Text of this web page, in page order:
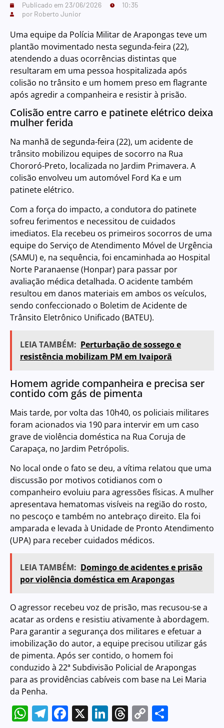
Publicado em 23/06/2026
10:35
por Roberto Junior
Uma equipe da Polícia Militar de Arapongas teve um
plantão movimentado nesta segunda-feira (22),
atendendo a duas ocorrências distintas que
resultaram em uma pessoa hospitalizada após
colisão no trânsito e um homem preso em flagrante
após agredir a companheira e resistir à prisão.
Colisão entre carro e patinete elétrico deixa
mulher ferida
Na manhã de segunda-feira (22), um acidente de
trânsito mobilizou equipes de socorro na Rua
Chororó-Preto, localizada no Jardim Primavera. A
colisão envolveu um automóvel Ford Ka e um
patinete elétrico.
Com a força do impacto, a condutora do patinete
sofreu ferimentos e necessitou de cuidados
imediatos. Ela recebeu os primeiros socorros de uma
equipe do Serviço de Atendimento Móvel de Urgência
(SAMU) e, na sequência, foi encaminhada ao Hospital
Norte Paranaense (Honpar) para passar por
avaliação médica detalhada. O acidente também
resultou em danos materiais em ambos os veículos,
sendo confeccionado o Boletim de Acidente de
Trânsito Eletrônico Unificado (BATEU).
LEIA TAMBÉM: Perturbação de sossego e
resistência mobilizam PM em Ivaiporã
Homem agride companheira e precisa ser
contido com gás de pimenta
Mais tarde, por volta das 10h40, os policiais militares
foram acionados via 190 para intervir em um caso
grave de violência doméstica na Rua Coruja de
Carapaça, no Jardim Petrópolis.
No local onde o fato se deu, a vítima relatou que uma
discussão por motivos cotidianos com o
companheiro evoluiu para agressões físicas. A mulher
apresentava hematomas visíveis na região do rosto,
no pescoço e também no antebraço direito. Ela foi
amparada e levada à Unidade de Pronto Atendimento
(UPA) para receber cuidados médicos.
LEIA TAMBÉM: Domingo de acidentes e prisão
por violência doméstica em Arapongas
O agressor recebeu voz de prisão, mas recusou-se a
acatar as ordens e resistiu ativamente à abordagem.
Para garantir a segurança dos militares e efetuar a
imobilização do autor, a equipe precisou utilizar gás
de pimenta. Após ser contido, o homem foi
conduzido à 22ª Subdivisão Policial de Arapongas
para as providências cabíveis com base na Lei Maria
da Penha.
WhatsApp
Telegram
Facebook
X LinkedIn
Threads
Copy